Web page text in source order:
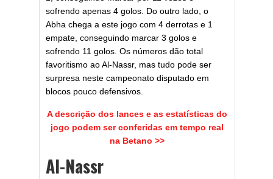
sofrendo apenas 4 golos. Do outro lado, o
Abha chega a este jogo com 4 derrotas e 1
empate, conseguindo marcar 3 golos e
sofrendo 11 golos. Os números dão total
favoritismo ao Al-Nassr, mas tudo pode ser
surpresa neste campeonato disputado em
blocos pouco defensivos.
A descrição dos lances e as estatísticas do
jogo podem ser conferidas em tempo real
na Betano >>
Al-Nassr